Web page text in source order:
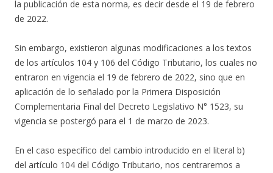
la publicación de esta norma, es decir desde el 19 de febrero
de 2022.
Sin embargo, existieron algunas modificaciones a los textos
de los artículos 104 y 106 del Código Tributario, los cuales no
entraron en vigencia el 19 de febrero de 2022, sino que en
aplicación de lo señalado por la Primera Disposición
Complementaria Final del Decreto Legislativo N° 1523, su
vigencia se postergó para el 1 de marzo de 2023.
En el caso específico del cambio introducido en el literal b)
del artículo 104 del Código Tributario, nos centraremos a